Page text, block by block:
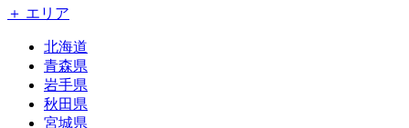
＋ エリア
北海道
青森県
岩手県
秋田県
宮城県